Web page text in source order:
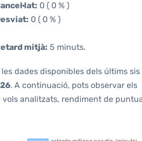
0 ( 0 % )
0 ( 0 % )
mitjà: 5 minuts.
dades disponibles dels últims sis
. A continuació, pots observar els
vols analitzats, rendiment de